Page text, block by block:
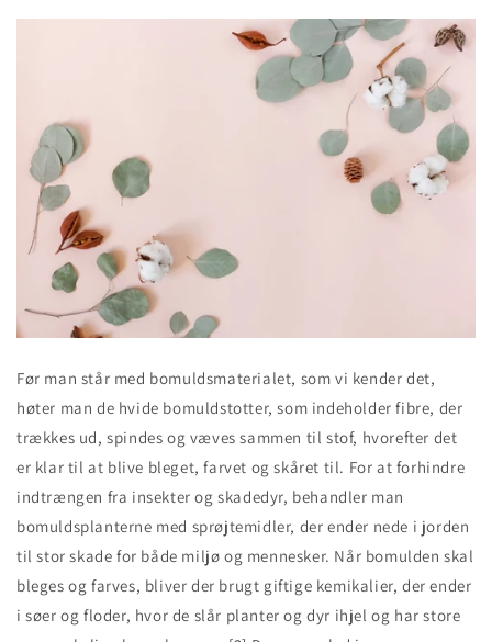
Før man står med bomuldsmaterialet, som vi kender det,
høter man de hvide bomuldstotter, som indeholder fibre, der
trækkes ud, spindes og væves sammen til stof, hvorefter det
er klar til at blive bleget, farvet og skåret til. For at forhindre
indtrængen fra insekter og skadedyr, behandler man
bomuldsplanterne med sprøjtemidler, der ender nede i jorden
til stor skade for både miljø og mennesker. Når bomulden skal
bleges og farves, bliver der brugt giftige kemikalier, der ender
i søer og floder, hvor de slår planter og dyr ihjel og har store